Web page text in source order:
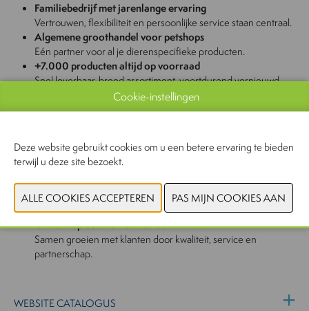
Familiebedrijf met jarenlange ervaring
Vertrouwen, flexibiliteit en persoonlijke service staan centraal.
Algemene groothandel voor petshops
Eén partner voor al je dierenspecifieke producten.
+7.000 producten altijd op voorraad
Snel leverbaar, breed assortiment, voortdurend vernieuwd.
Eigen fabrikant van (buiten)vogelvoer en knaagdiervoer
Constante kwaliteit, korte lijnen en producten van eigen makelij.
Selective, Bird-x, diamex, Back zoo Nature, Nina Ottosson,
Petstages, Outward Hound,...
Eigen transportvloot
Snelle, efficiënte en betrouwbare levering — volledig in eigen
beheer.
Gericht op duurzame relaties
Samen groeien met klanten door kwaliteit, service en
partnerschap.
WEBSITE CATALOGUS
Cookie-instellingen
Deze website gebruikt cookies om u een betere ervaring te bieden
terwijl u deze site bezoekt.